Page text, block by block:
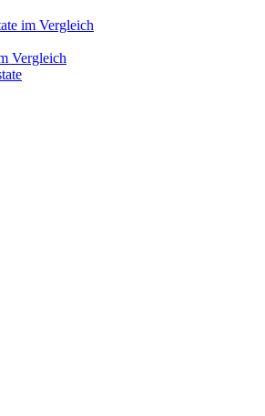
im Vergleich
Vergleich